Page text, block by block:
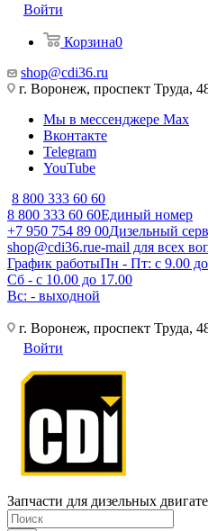
Войти
Корзина0
shop@cdi36.ru
г. Воронеж, проспект Труда,
Мы в мессенджере Max
Вконтакте
Telegram
YouTube
8 800 333 60 60
8 800 333 60 60Единый номер
+7 950 754 89 00Дизельный
shop@cdi36.rue-mail для всех
График работыПн - Пт: с 9.00
Сб - с 10.00 до 17.00
Вс: - выходной
г. Воронеж, проспект Труда,
Войти
Запчасти для дизельных